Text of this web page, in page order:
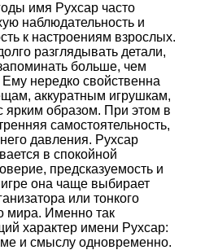
имя Рухсар часто
наблюдательность и
к настроениям взрослых.
разглядывать детали,
больше, чем
нередко свойственна
аккуратным игрушкам,
ярким образом. При этом в
самостоятельность,
давления. Рухсар
в спокойной
предсказуемость и
она чаще выбирает
или тонкого
мира. Именно так
характер имени Рухсар:
и смыслу одновременно.